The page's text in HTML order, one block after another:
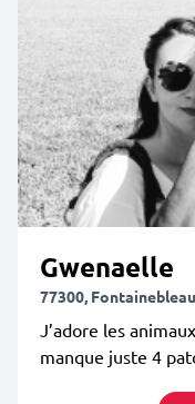
Gwenaelle
77300, Fontainebleau
J’adore les
manque juste 4